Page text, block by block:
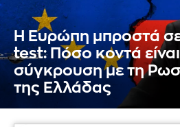
Η Ευρώπη μπροστά
test: Πόσο κοντά είναι
σύγκρουση με τη
της Ελλάδας